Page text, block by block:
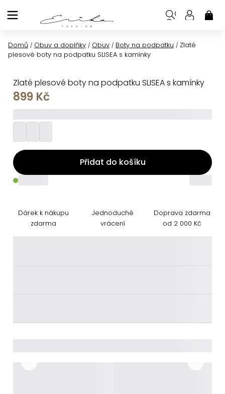
na
Domů / Obuv a doplňky / Obuv / Boty na podpatku / Zlaté
plesové boty na podpatku SLISEA s kamínky
Zlaté plesové boty na podpatku SLISEA s kamínky
899 Kč
Přidat do košíku
Dárek k nákupu
zdarma
Jednoduché
vrácení
Doprava zdarma
od 2 000 Kč